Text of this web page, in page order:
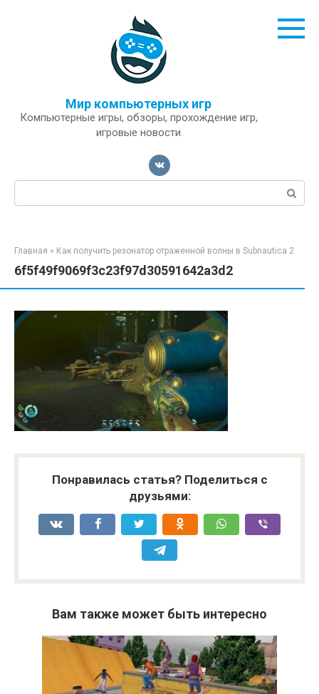
Мир компьютерных игр
Компьютерные игры, обзоры, прохождение игр,
игровые новости
Поиск:
Главная » Как получить резонатор отраженной волны в Subnautica 2
6f5f49f9069f3c23f97d30591642a3d2
Понравилась статья? Поделиться с
друзьями:
Вам также может быть интересно